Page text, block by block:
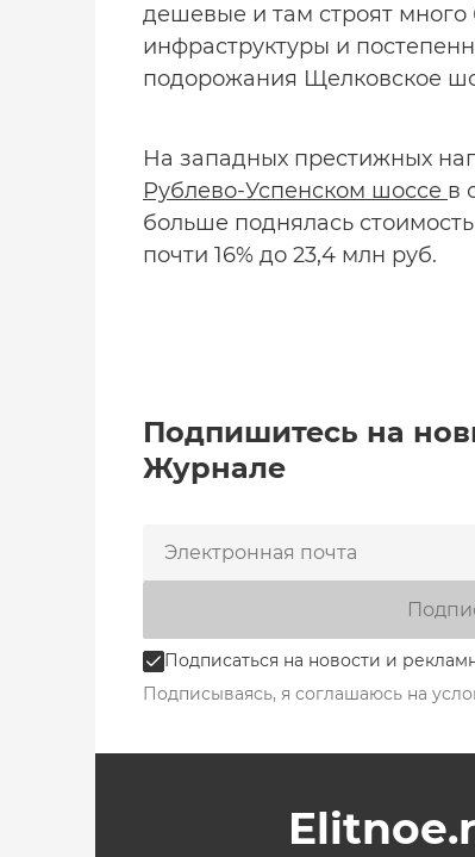
дешевые и там строят
инфраструктуры и
подорожания Щелковское
На западных престижных
Рублево-Успенском шоссе в
больше поднялась
почти 16% до 23,4 млн руб.
Подпишитесь на
Журнале
Подписаться на новости и
Подписываясь, я соглашаюсь на